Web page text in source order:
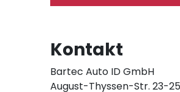
Kontakt
Bartec Auto ID GmbH
August-Thyssen-Str. 23-25